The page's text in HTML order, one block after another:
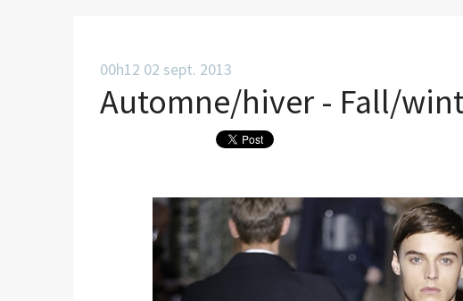
00h12 02 sept. 2013
Automne/hiver - Fall/